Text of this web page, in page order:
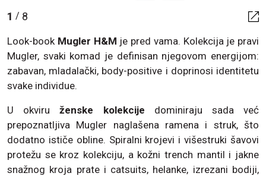
1 / 8
Look-book Mugler H&M je pred vama. Kolekcija je pravi
Mugler, svaki komad je definisan njegovom energijom:
zabavan, mladalački, body-positive i doprinosi identitetu
svake individue.
U okviruženske kolekcije dominiraju sada već
prepoznatljiva Mugler naglašena ramena i struk, što
dodatno ističe obline. Spiralni krojevi i višestruki šavovi
protežu se kroz kolekciju, a kožni trench mantil i jakne
snažnog kroja prate i catsuits, helanke, izrezani bodiji,